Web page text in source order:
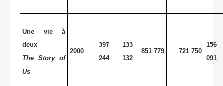
Une vie à
deux
The Story of
Us
2000
397
244
133
132
851 779 721 750
156
091